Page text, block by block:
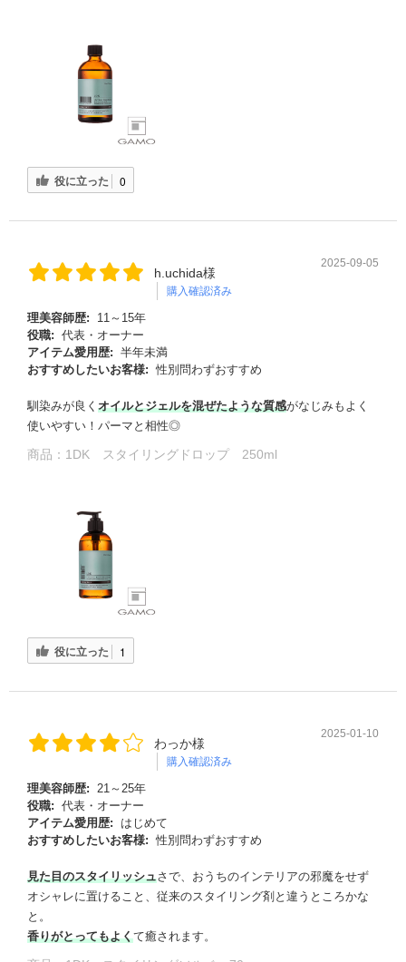
役に立った 0
h.uchida様
購入確認済み
2025-09-05
理美容師歴:
11～15年
役職: 代表・オーナー
アイテム愛用歴: 半年未満
おすすめしたいお客様: 性別問わずおすすめ
馴染みが良く オイルとジェルを混ぜたような質感がなじみもよく
使いやすい！パーマと相性◎
商品： 1DK スタイリングドロップ 250ml
役に立った 1
わっか様
購入確認済み
2025-01-10
理美容師歴: 21～25年
役職: 代表・オーナー
アイテム愛用歴:
はじめて
おすすめしたいお客様: 性別問わずおすすめ
見た目のスタイリッシュさで、おうちのインテリアの邪魔をせず
オシャレに置けること、従来のスタイリング剤と違うところかな
と。
香りがとってもよくて癒されます。